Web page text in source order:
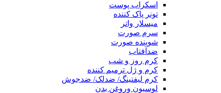
اسکراب پوست
تونر پاک کننده
میسلار واتر
سرم صورت
شوینده صورت
ضدآفتاب
کرم روز و شب
کرم و ژل ترمیم کننده
کرم لیفتینگ/ ضدلک/ ضدجوش
لوسیون وروغن بدن